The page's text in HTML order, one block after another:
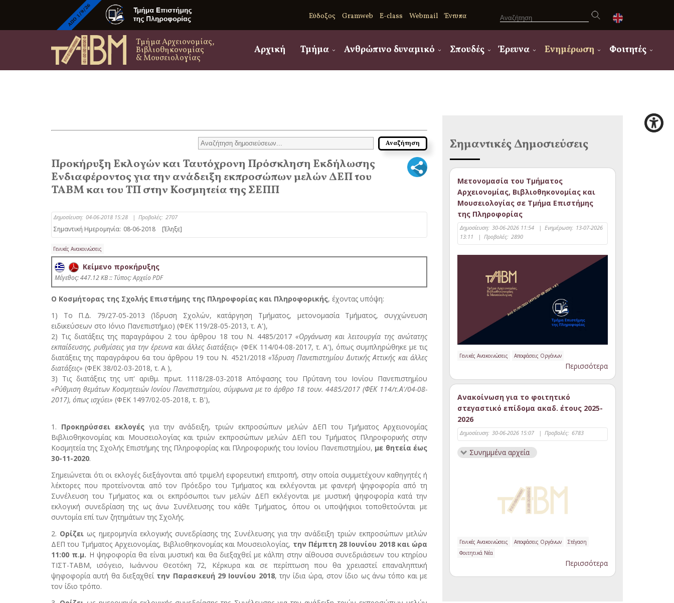
Εύδοξος Gramweb E-class Webmail Έντυπα
Τμήμα Αρχειονομίας,
Βιβλιοθηκονομίας
& Μουσειολογίας
Αρχική Τμήμα Ανθρώπινο δυναμικό Σπουδές Έρευνα Ενημέρωση Φοιτητές
Προκήρυξη Εκλογών και Ταυτόχρονη Πρόσκληση Εκδήλωσης
Ενδιαφέροντος για την ανάδειξη εκπροσώπων μελών ΔΕΠ του
ΤΑΒΜ και του ΤΠ στην Κοσμητεία της ΣΕΠΠ
Δημοσίευση: 04-06-2018 15:28 | Προβολές: 2707
Σημαντική Ημερομηνία: 08-06-2018 [Έληξε]
Γενικές Ανακοινώσεις
Κείμενο προκήρυξης
Mέγεθος: 447.12 KB :: Τύπος: Αρχείο PDF
Ο Κοσμήτορας της Σχολής Επιστήμης της Πληροφορίας και Πληροφορικής, έχοντας υπόψη:
1) Το Π.Δ. 79/27-05-2013 (Ίδρυση Σχολών, κατάργηση Τμήματος, μετονομασία Τμήματος, συγχώνευση
ειδικεύσεων στο Ιόνιο Πανεπιστήμιο) (ΦΕΚ 119/28-05-2013, τ. Α'),
2) Τις διατάξεις της παραγράφου 2 του άρθρου 18 του Ν. 4485/2017 «Οργάνωση και λειτουργία της ανώτατης
εκπαίδευσης, ρυθμίσεις για την έρευνα και άλλες διατάξεις» (ΦΕΚ 114/04-08-2017, τ. Α'), όπως συμπληρώθηκε με τις
διατάξεις της παραγράφου 6α του άρθρου 19 του Ν. 4521/2018 «Ίδρυση Πανεπιστημίου Δυτικής Αττικής και άλλες
διατάξεις» (ΦΕΚ 38/02-03-2018, τ. Α ),
3) Τις διατάξεις της υπ' αριθμ. πρωτ. 1118/28-03-2018 Απόφασης του Πρύτανη του Ιονίου Πανεπιστημίου
«Ρύθμιση θεμάτων Κοσμητειών Ιονίου Πανεπιστημίου, σύμφωνα με το άρθρο 18 τουν. 4485/2017 (ΦΕΚ 114/τ.Α'/04-08-
2017), όπως ισχύει» (ΦΕΚ 1497/02-05-2018, τ. Β'),
1. Προκηρύσσει εκλογές για την ανάδειξη, τριών εκπροσώπων μελών ΔΕΠ του Τμήματος Αρχειονομίας
Βιβλιοθηκονομίας και Μουσειολογίας και τριών εκπροσώπων μελών ΔΕΠ του Τμήματος Πληροφορικής στην
Κοσμητεία της Σχολής Επιστήμης της Πληροφορίας και Πληροφορικής του Ιονίου Πανεπιστημίου, με θητεία έως
30-11-2020.
Σημειώνεται ότι οι εκλογές διεξάγονται από τριμελή εφορευτική επιτροπή, στην οποία συμμετέχουν καθηγητές ή
λέκτορες που προτείνονται από τον Πρόεδρο του Τμήματος και εκλέγονται με φανερή ψηφοφορία από τη
Συνέλευση του Τμήματος και οι εκπρόσωποι των μελών ΔΕΠ εκλέγονται με μυστική ψηφοφορία κατά την
εκλογική συνεδρίαση της ως άνω Συνέλευσης του κάθε Τμήματος, όπου οι υποψήφιοι τοποθετούνται με
συντομία επί των ζητημάτων της Σχολής.
2. Ορίζει ως ημερομηνία εκλογικής συνεδρίασης της Συνέλευσης για την ανάδειξη τριών εκπροσώπων μελών
ΔΕΠ του Τμήματος Αρχειονομίας, Βιβλιοθηκονομίας και Μουσειολογίας, την Πέμπτη 28 Ιουνίου 2018 και ώρα
11:00 π.μ. Η ψηφοφορία θα είναι μυστική και θα διεξαχθεί με κάλπη στην αίθουσα συνεδριάσεων του κτηρίου
ΤΙΣΤ-ΤΑΒΜ, ισόγειο, Ιωάννου Θεοτόκη 72, Κέρκυρα και σε περίπτωση που θα χρειαστεί επαναληπτική
ψηφοφορία αυτή θα διεξαχθεί την Παρασκευή 29 Ιουνίου 2018, την ίδια ώρα, στον ίδιο ως άνω τόπο και με
τον ίδιο τρόπο.
Σημαντικές Δημοσιεύσεις
Μετονομασία του Τμήματος
Αρχειονομίας, Βιβλιοθηκονομίας και
Μουσειολογίας σε Τμήμα Επιστήμης
της Πληροφορίας
Δημοσίευση: 30-06-2026 11:54 | Ενημέρωση: 13-07-2026
13:11
| Προβολές: 2890
Γενικές Ανακοινώσεις Αποφάσεις Οργάνων
Περισσότερα
Ανακοίνωση για το φοιτητικό
στεγαστικό επίδομα ακαδ. έτους 2025-
2026
Δημοσίευση: 30-06-2026 15:07 | Προβολές: 6783
Συνημμένα αρχεία
Γενικές Ανακοινώσεις Αποφάσεις Οργάνων
Στέγαση
Φοιτητικά Νέα
Περισσότερα